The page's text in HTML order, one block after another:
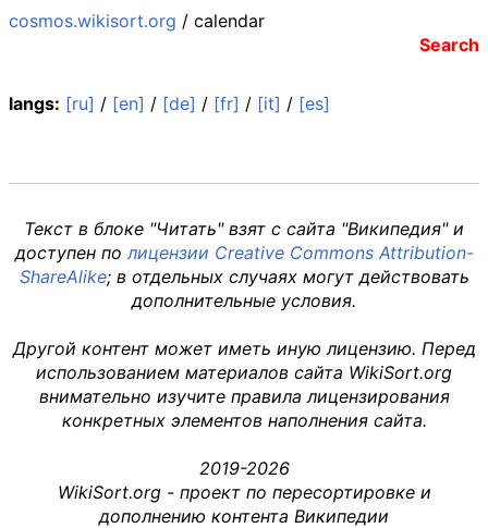
cosmos.wikisort.org / calendar
Search
langs: [ru] / [en] / [de] / [fr] / [it] / [es]
Текст в блоке "Читать" взят с сайта "Википедия" и
доступен полицензии Creative Commons Attribution-
ShareAlike; в отдельных случаях могут действовать
дополнительные условия.
Другой контент может иметь иную лицензию. Перед
использованием материалов сайта WikiSort.org
внимательно изучите правила лицензирования
конкретных элементов наполнения сайта.
2019-2026
WikiSort.org - проект по пересортировке и
дополнению контента Википедии